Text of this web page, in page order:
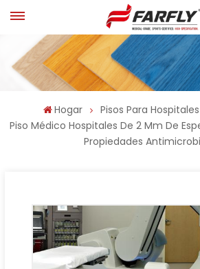
Hogar
Pisos Para
Piso Médico Hospitales De 2 Mm De
Propiedades